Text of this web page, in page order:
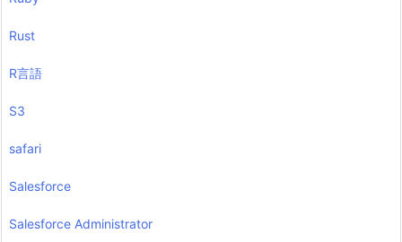
Rust
R言語
S3
safari
Salesforce
Salesforce Administrator